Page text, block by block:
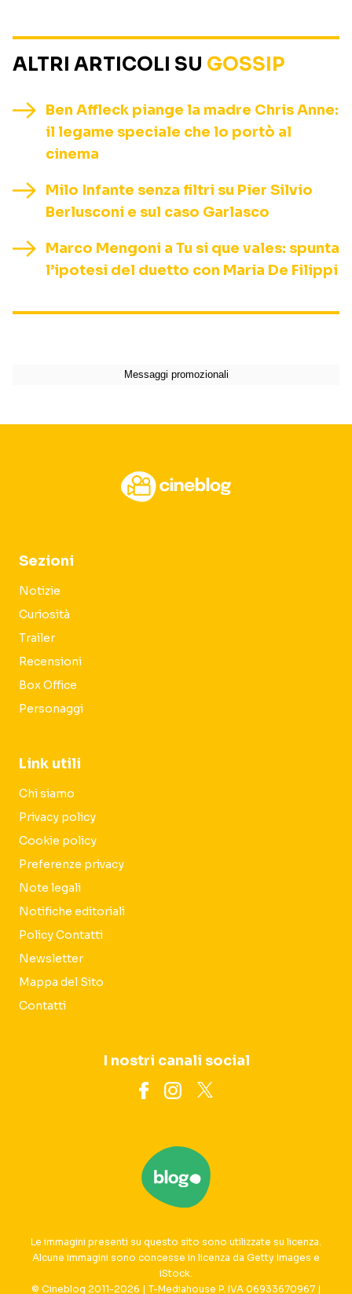
ALTRI ARTICOLI SU GOSSIP
Ben Affleck piange la madre Chris Anne:
il legame speciale che lo portò al
cinema
Milo Infante senza filtri su Pier Silvio
Berlusconi e sul caso Garlasco
Marco Mengoni a Tu si que vales: spunta
l’ipotesi del duetto con Maria De Filippi
Sezioni
Notizie
Curiosità
Trailer
Recensioni
Box Office
Personaggi
Link utili
Chi siamo
Privacy policy
Cookie policy
Preferenze privacy
Note legali
Notifiche editoriali
Policy Contatti
Newsletter
Mappa del Sito
Contatti
I nostri canali social
Le immagini presenti su questo sito sono utilizzate su licenza.
Alcune immagini sono concesse in licenza da Getty Images e
iStock.
© Cineblog 2011-2026 | T-Mediahouse P. IVA 06933670967 |